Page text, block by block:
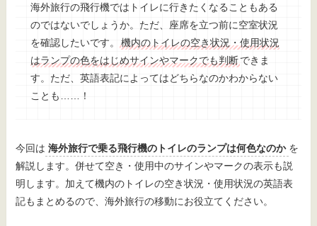
海外旅行の飛行機ではトイレに行きたくなることもある
のではないでしょうか。ただ、座席を立つ前に空室状況
を確認したいです。
機内のトイレの空き状況・使用状況
はランプの色をはじめサインやマークでも判断できま
す。ただ、英語表記によってはどちらなのかわからない
ことも……！
今回は 海外旅行で乗る飛行機のトイレのランプは何色なのか を
解説します。併せて空き・使用中のサインやマークの表示も説
明します。加えて機内のトイレの空き状況・使用状況の英語表
記もまとめるので、海外旅行の移動にお役立てください。